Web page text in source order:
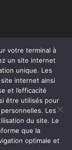
le 21 juillet
votre terminal à
un site internet
unique. Les
internet ainsi
et l’efficacité
être utilisés pour
Les
du site. Le
que la
optimale et